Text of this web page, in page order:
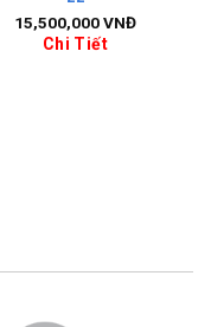
15,500,000VNĐ
Chi Tiết